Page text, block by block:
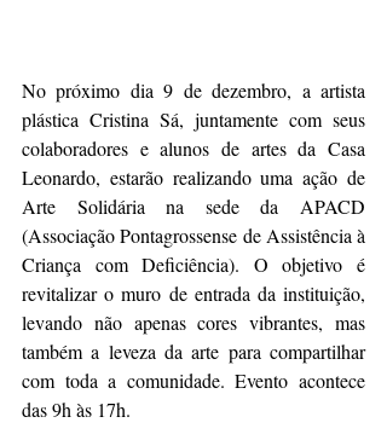
No próximo dia 9 de dezembro, a artista
plástica Cristina Sá, juntamente com seus
colaboradores e alunos de artes da Casa
Leonardo, estarão realizando uma ação de
Arte Solidária na sede da APACD
(Associação Pontagrossense de Assistência à
Criança com Deficiência). O objetivo é
revitalizar o muro de entrada da instituição,
levando não apenas cores vibrantes, mas
também a leveza da arte para compartilhar
com toda a comunidade. Evento acontece
das 9h às 17h.